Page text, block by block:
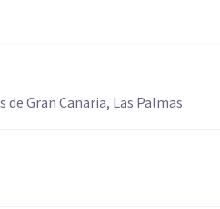
de Gran Canaria, Las Palmas